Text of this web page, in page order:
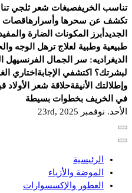
تناسب الخريفصبغات شعر ثلجي
تكشف عن سحرها وأسرارهاقصات
الجديد أبرز المكونات الضارة
طبيعية وطبية لعلاج ترهل الوجه
الديغراديه: سر الجمال الفرنسيهل
لبشرتك؟ اكتشفي الإجابة اختاري
وإطلالتك الأنيقةحلاقة شعر الأولاد
في الخريف بخطوات بسيطة
الأحد. نوفمبر 23rd, 2025
الرئيسية
الموضة والأزياء
العطور والإكسسوارات